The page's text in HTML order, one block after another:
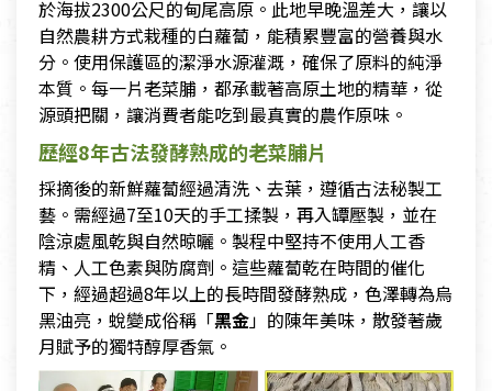
於海拔2300公尺的甸尾高原。此地早晚溫差大，讓以
自然農耕方式栽種的白蘿蔔，能積累豐富的營養與水
分。使用保護區的潔淨水源灌溉，確保了原料的純淨
本質。每一片老菜脯，都承載著高原土地的精華，從
源頭把關，讓消費者能吃到最真實的農作原味。
歷經8年古法發酵熟成的老菜脯片
採摘後的新鮮蘿蔔經過清洗、去葉，遵循古法秘製工
藝。需經過7至10天的手工揉製，再入罈壓製，並在
陰涼處風乾與自然晾曬。製程中堅持不使用人工香
精、人工色素與防腐劑。這些蘿蔔乾在時間的催化
下，經過超過8年以上的長時間發酵熟成，色澤轉為烏
黑油亮，蛻變成俗稱「黑金」的陳年美味，散發著歲
月賦予的獨特醇厚香氣。